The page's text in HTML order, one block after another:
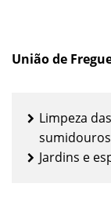
União de
Limpeza
Jardins e